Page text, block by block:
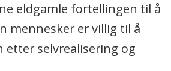
eldgamle fortellingen til å
mennesker er villig til å
etter selvrealisering og